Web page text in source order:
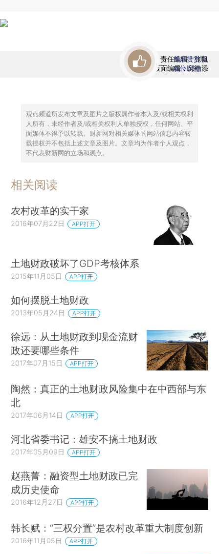
责任编辑：张帆
版面编辑：邱楠添
首席赞赏官
虚位以待
观点频道所发布文章及图片之版权属作者本人及/或相关权利
人所有，未经作者及/或相关权利人单独授权，任何网站、平
面媒体不得予以转载。财新网对相关媒体的网站信息内容转
载授权并不包括上述文章及图片。文章均为作者个人观点，
不代表财新网的立场和观点。
相关阅读
农村改革的实干家
2016年07月22日 APP打开
土地财政破坏了GDP考核体系
2015年11月05日 APP打开
如何摆脱土地财政
2013年05月24日 APP打开
徐远：从土地财政到现金流财
政还要哪些条件
2017年07月15日 APP打开
陶然：真正的土地财政风险集中在中西部与东
北
2017年06月14日 APP打开
河北省委书记：雄安不搞土地财政
2017年05月09日 APP打开
赵燕菁：融资型土地财政已完
成历史使命
2016年12月27日 APP打开
韩长赋：“三权分置”是农村改革重大制度创新
2016年11月05日 APP打开